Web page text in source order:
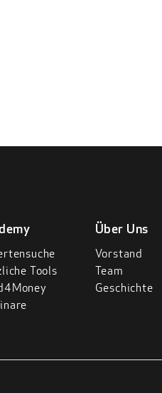
Tools
Über Uns
Vorstand
Team
Geschichte